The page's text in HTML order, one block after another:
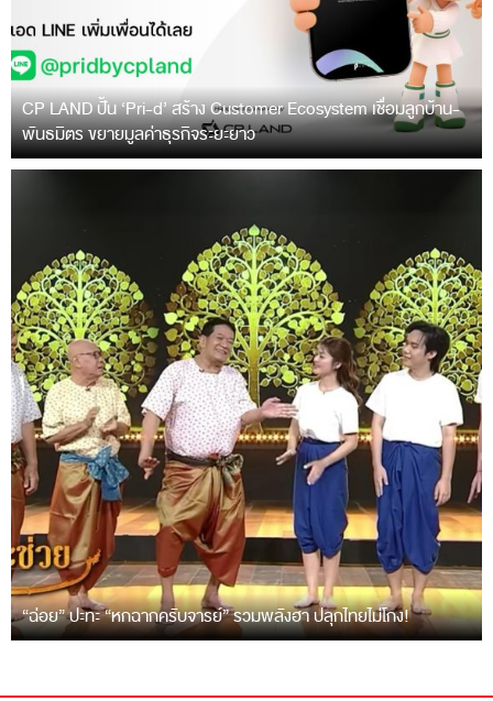
CP LAND ปั้น ‘Pri-d’ สร้าง Customer Ecosystem เชื่อมลูกบ้าน-
พันธมิตร ขยายมูลค่าธุรกิจระยะยาว
“ฉ่อย” ปะทะ “หกฉากครับจารย์” รวมพลังฮา ปลุกไทยไม่โกง!